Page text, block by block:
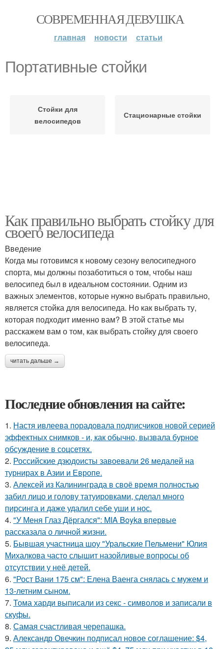
СОВРЕМЕННАЯ ДЕВУШКА
главная новости статьи
Портативные стойки
Стойки для
велосипедов
Стационарные стойки
Как правильно выбрать стойку для
своего велосипеда
Введение
Когда мы готовимся к новому сезону велосипедного
спорта, мы должны позаботиться о том, чтобы наш
велосипед был в идеальном состоянии. Одним из
важных элементов, которые нужно выбрать правильно,
является стойка для велосипеда. Но как выбрать ту,
которая подходит именно вам? В этой статье мы
расскажем вам о том, как выбрать стойку для своего
велосипеда.
читать дальше →
Последние обновления на сайте:
1. Настя ивлеева порадовала подписчиков новой серией
эффектных снимков - и, как обычно, вызвала бурное
обсуждение в соцсетях.
2. Российские дзюдоисты завоевали 26 медалей на
турнирах в Азии и Европе.
3. Алексей из Калининграда в своё время полностью
забил лицо и голову татуировками, сделал много
пирсинга и даже удалил себе уши и нос.
4. "У Меня Глаз Дёргался": MIA Boyka впервые
рассказала о личной жизни.
5. Бывшая участница шоу "Уральские Пельмени" Юлия
Михалкова часто слышит назойливые вопросы об
отсутствии у неё детей.
6. "Рост Вани 175 см": Елена Ваенга снялась с мужем и
13-летним сыном.
7. Тома харди выписали из секс - символов и записали в
скуфы.
8. Самая счастливая черепашка.
9. Александр Овечкин подписал новое соглашение: $4,